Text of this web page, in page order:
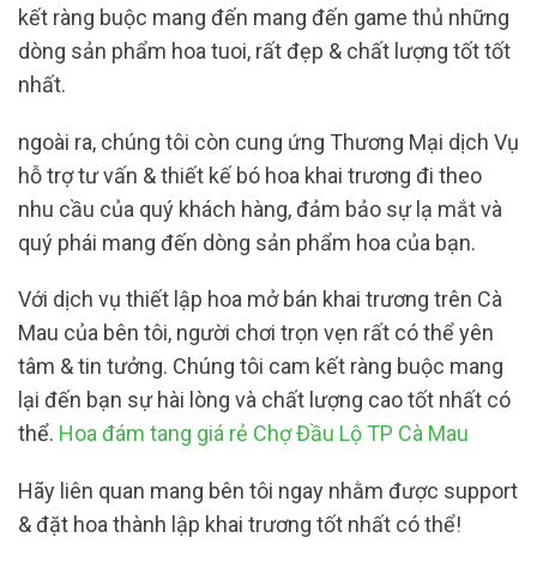
kết ràng buộc mang đến mang đến game thủ những
dòng sản phẩm hoa tuoi, rất đẹp & chất lượng tốt tốt
nhất.
ngoài ra, chúng tôi còn cung ứng Thương Mại dịch Vụ
hỗ trợ tư vấn & thiết kế bó hoa khai trương đi theo
nhu cầu của quý khách hàng, đảm bảo sự lạ mắt và
quý phái mang đến dòng sản phẩm hoa của bạn.
Với dịch vụ thiết lập hoa mở bán khai trương trên Cà
Mau của bên tôi, người chơi trọn vẹn rất có thể yên
tâm & tin tưởng. Chúng tôi cam kết ràng buộc mang
lại đến bạn sự hài lòng và chất lượng cao tốt nhất có
thể. Hoa đám tang giá rẻ Chợ Đầu Lộ TP Cà Mau
Hãy liên quan mang bên tôi ngay nhằm được support
& đặt hoa thành lập khai trương tốt nhất có thể!